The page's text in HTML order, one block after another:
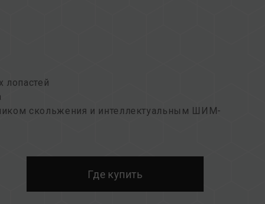
лопастей
скольжения и интеллектуальным ШИМ-
Где купить